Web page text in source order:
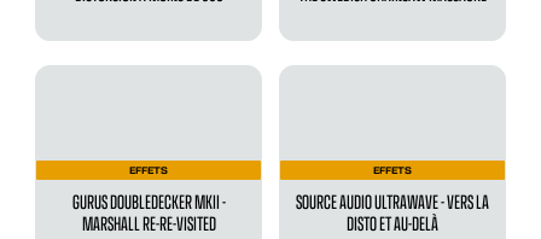
EFFETS
GURUS DOUBLEDECKER MKII -
MARSHALL RE-RE-VISITED
EFFETS
SOURCE AUDIO ULTRAWAVE - VERS LA
DISTO ET AU-DELÀ